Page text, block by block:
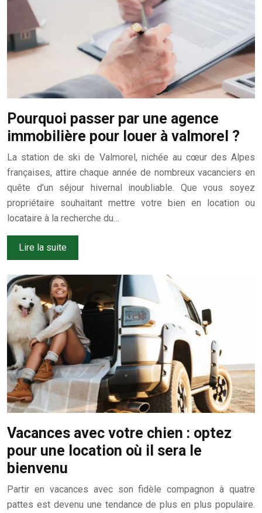
Pourquoi passer par une agence
immobilière pour louer à valmorel ?
La station de ski de Valmorel, nichée au cœur des Alpes
françaises, attire chaque année de nombreux vacanciers en
quête d’un séjour hivernal inoubliable. Que vous soyez
propriétaire souhaitant mettre votre bien en location ou
locataire à la recherche du…
Lire la suite
Vacances avec votre chien : optez
pour une location où il sera le
bienvenu
Partir en vacances avec son fidèle compagnon à quatre
pattes est devenu une tendance de plus en plus populaire.